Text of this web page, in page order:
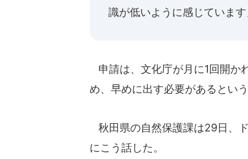
識が低いように感じています
申請は、文化庁が月に1回開か
め、早めに出す必要があるという
秋田県の自然保護課は29日、
にこう話した。